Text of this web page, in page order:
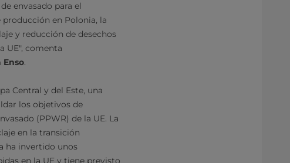
envasado para el
en Polonia, la
y reducción de desechos
UE", comenta
Enso.
Central y del Este, una
los objetivos de
(PPWR) de la UE. La
en la transición
ha invertido unos
en la UE y tiene previsto